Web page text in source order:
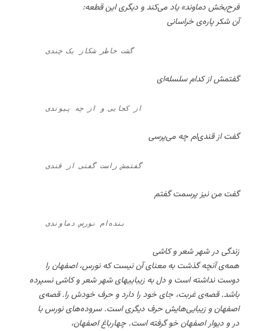
فرح‌بخش دماوند» یاد می‌کند و دیگری این قطعه:
آن شکر پاره‌ی خراسانی
    گشت خاطر شکار یک چندی
گفتمش از کدام سلسله‌ای
    از کجایی و از چه پیوندی
گفت از قندی‌ام چه می‌پرسی
    گفتمش راست گفتی از قندی
گفت من نیز پرسمت گفتم
    بنده‌ام نورس دماوندی
زندگی در شهر شعر و کاشی
همه‌ی آنچه گذشت به معنای آن نیست که نورس، اصفهان را
دوست نداشته است و دل به زیباییهای شهر شعر و کاشی نسپرده
باشد. قصه‌ی غربت، جای خود را دارد و حرف خودش را. قصه‌ی
اصفهان و زیبایی‌هایش حرف دیگری است. سروده‌های نورس با
در و دیوار اصفهان خو گرفته است. چهارباغ اصفهان،